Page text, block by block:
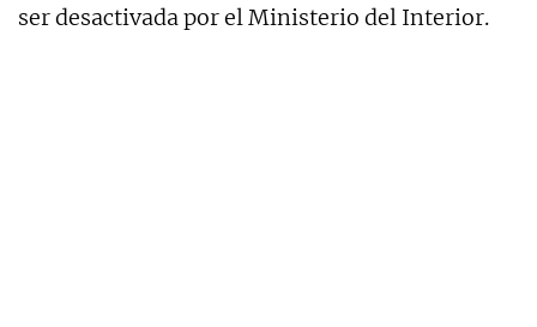
ser desactivada por el Ministerio del Interior.